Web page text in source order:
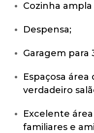
Cozinha
Despensa;
Garagem
Espaçosa
verdadeiro
Excelente
familiares e